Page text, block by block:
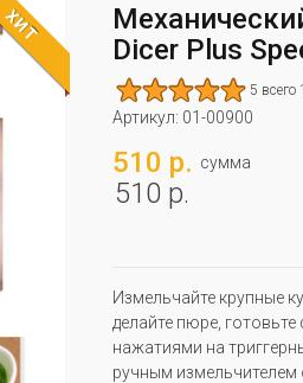
ХИТ
Dicer Plus
5 всего
Артикул: 01-00900
510 р. сумма
510 р.
Измельчайте крупные
делайте пюре,
нажатиями на
ручным измельчителем